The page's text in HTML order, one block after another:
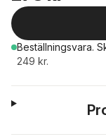
Beställningsvara.
249 kr.